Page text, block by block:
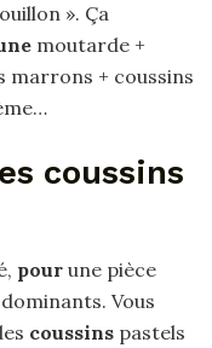
». Ça
moutarde +
marrons + coussins
coussins
pour une pièce
Vous
coussins pastels